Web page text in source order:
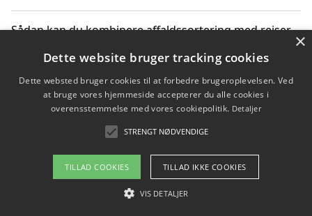
Sådan kan du kombinere affaldssortering med rejser
Hvordan affaldssortering kan bidrage til co2 reduktion
Om / kontakt
Blog Betingelser
×
Dette website bruger tracking cookies
Dette websted bruger cookies til at forbedre brugeroplevelsen. Ved
at bruge vores hjemmeside accepterer du alle cookies i
overensstemmelse med vores cookiepolitik. Detaljer
STRENGT NØDVENDIGE
TILLAD COOKIES TILLAD IKKE COOKIES
VIS DETALJER